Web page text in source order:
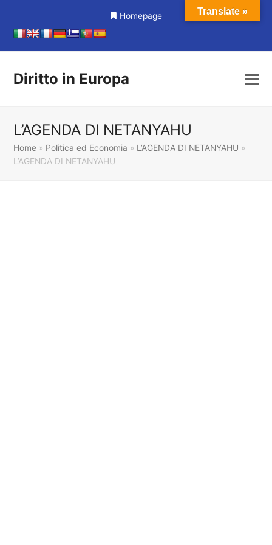
Homepage
Diritto in Europa
L’AGENDA DI NETANYAHU
Home » Politica ed Economia » L’AGENDA DI NETANYAHU »
L’AGENDA DI NETANYAHU
Translate »